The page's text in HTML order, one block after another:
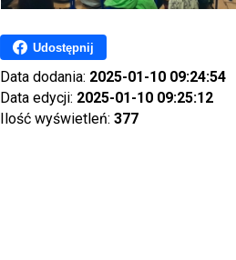
Udostępnij
Data dodania: 2025-01-10 09:24:54
Data edycji: 2025-01-10 09:25:12
Ilość wyświetleń: 377